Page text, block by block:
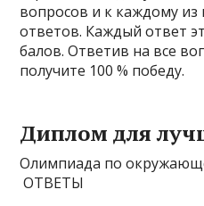
вопросов и к каждому
ответов. Каждый ответ
балов. Ответив на все
получите 100 % победу.
Диплом для
Олимпиада по
ОТВЕТЫ